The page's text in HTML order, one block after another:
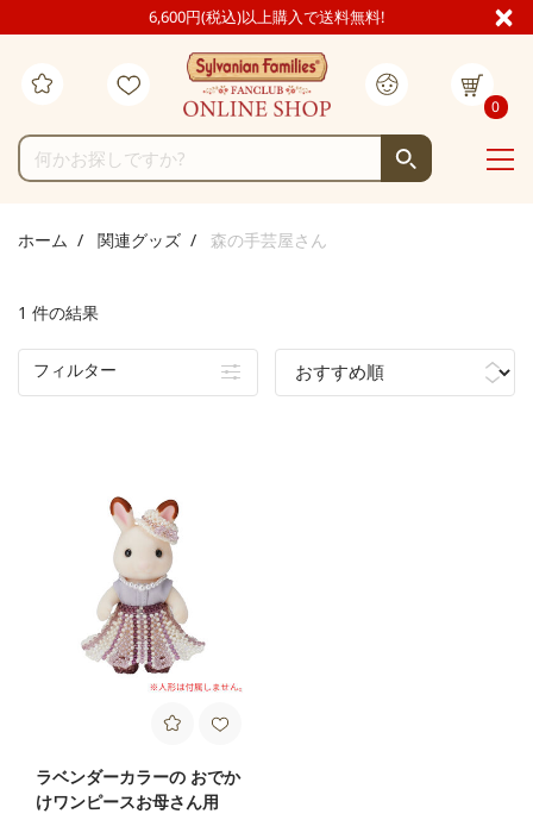
6,600円(税込)以上購入で送料無料!
0
ホーム 関連グッズ 森の手芸屋さん
1 件の結果
フィルター
ラベンダーカラーの おでか
けワンピースお母さん用